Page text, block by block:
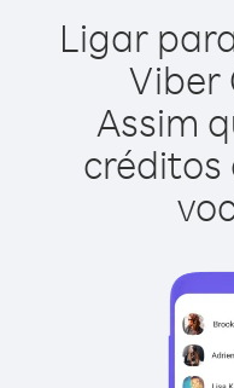
Ligar
Viber
Assim
créditos